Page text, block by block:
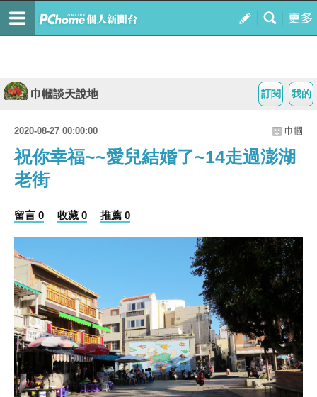
我的
訂閱
巾幗談天說地
2020-08-27 00:00:00 巾幗
祝你幸福~~愛兒結婚了~14走過澎湖
老街
留言 0 收藏 0 推薦 0